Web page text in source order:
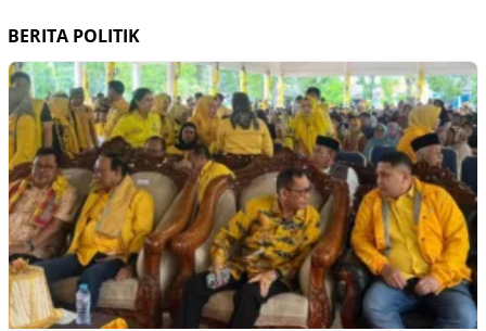
BERITA POLITIK